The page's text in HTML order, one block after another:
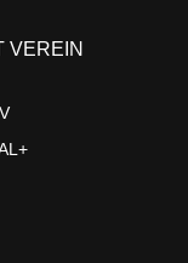
VEREIN